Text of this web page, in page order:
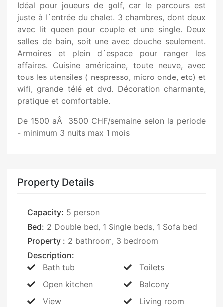
Idéal pour joueurs de golf, car le parcours est
juste à l´entrée du chalet. 3 chambres, dont deux
avec lit queen pour couple et une single. Deux
salles de bain, soit une avec douche seulement.
Armoires et plein d´espace pour ranger les
affaires. Cuisine américaine, toute neuve, avec
tous les utensiles ( nespresso, micro onde, etc) et
wifi, grande télé et dvd. Décoration charmante,
pratique et comfortable.
De 1500 aÂ 3500 CHF/semaine selon la periode
- minimum 3 nuits max 1 mois
Property Details
Capacity: 5 person
Bed: 2 Double bed, 1 Single beds, 1 Sofa bed
Property : 2 bathroom, 3 bedroom
Description:
Bath tub
Toilets
Open kitchen
Balcony
View
Living room